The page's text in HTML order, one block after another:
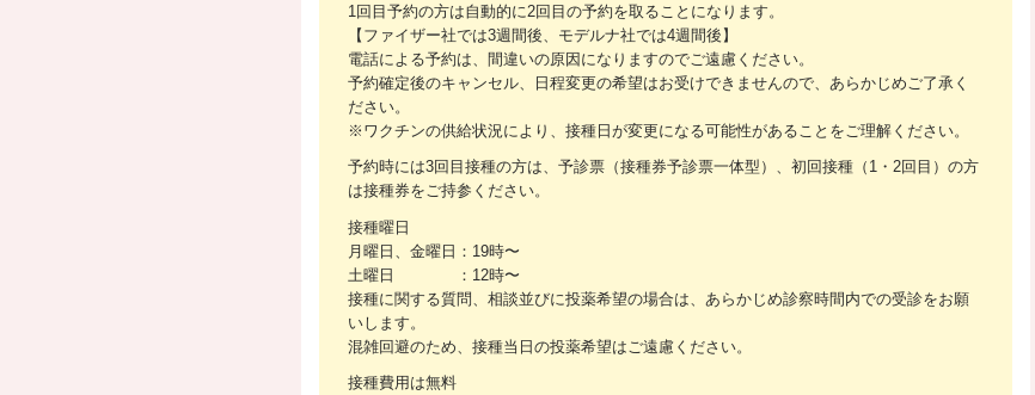
1回目予約の方は自動的に2回目の予約を取ることになります。
【ファイザー社では3週間後、モデルナ社では4週間後】
電話による予約は、間違いの原因になりますのでご遠慮ください。
予約確定後のキャンセル、日程変更の希望はお受けできませんので、あらかじめご了承く
ださい。
※ワクチンの供給状況により、接種日が変更になる可能性があることをご理解ください。
予約時には3回目接種の方は、予診票（接種券予診票一体型）、初回接種（1・2回目）の方
は接種券をご持参ください。
接種曜日
月曜日、金曜日：19時〜
土曜日 ：12時〜
接種に関する質問、相談並びに投薬希望の場合は、あらかじめ診察時間内での受診をお願
いします。
混雑回避のため、接種当日の投薬希望はご遠慮ください。
接種費用は無料